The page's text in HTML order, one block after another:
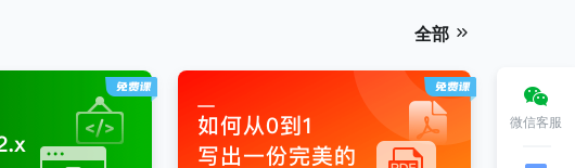
全部
微信客服